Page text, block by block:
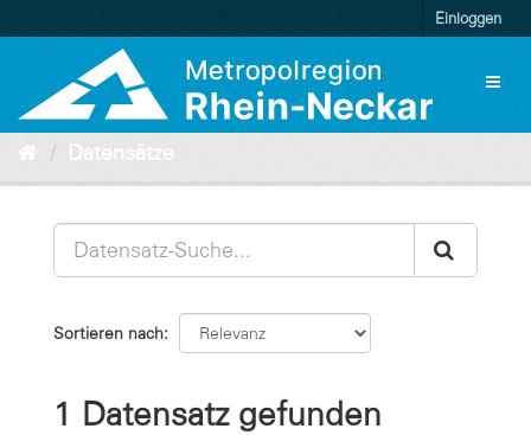
zum
Einloggen
Datensätze
Sortieren nach
1 Datensatz gefunden